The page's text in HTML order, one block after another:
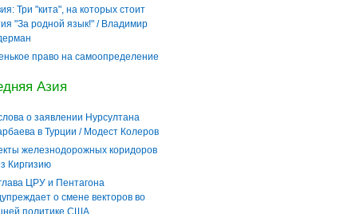
Три "кита", на которых стоит
"За родной язык!" / Владимир
право на самоопределение
Азия
о заявлении Нурсултана
в Турции / Модест Колеров
железнодорожных коридоров
Киргизию
ЦРУ и Пентагона
о смене векторов во
политике США